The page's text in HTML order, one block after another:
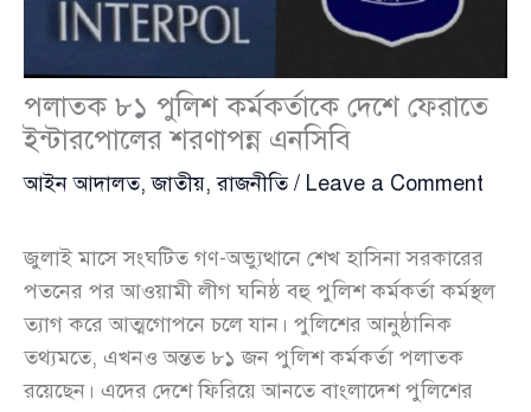
পলাতক ৮১ পুলিশ কর্মকর্তাকে দেশে ফেরাতে
ইন্টারপোলের শরণাপন্ন এনসিবি
আইন আদালত,জাতীয়,রাজনীতি/ Leave a Comment
জুলাই মাসে সংঘটিত গণ-অভ্যুত্থানে শেখ হাসিনা সরকারের
পতনের পর আওয়ামী লীগ ঘনিষ্ঠ বহু পুলিশ কর্মকর্তা কর্মস্থল
ত্যাগ করে আত্মগোপনে চলে যান। পুলিশের আনুষ্ঠানিক
তথ্যমতে, এখনও অন্তত ৮১ জন পুলিশ কর্মকর্তা পলাতক
রয়েছেন। এদের দেশে ফিরিয়ে আনতে বাংলাদেশ পুলিশের